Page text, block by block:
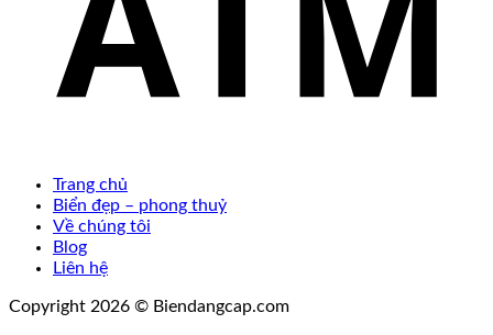
Trang chủ
Biển đẹp – phong thuỷ
Về chúng tôi
Blog
Liên hệ
Copyright 2026 © Biendangcap.com